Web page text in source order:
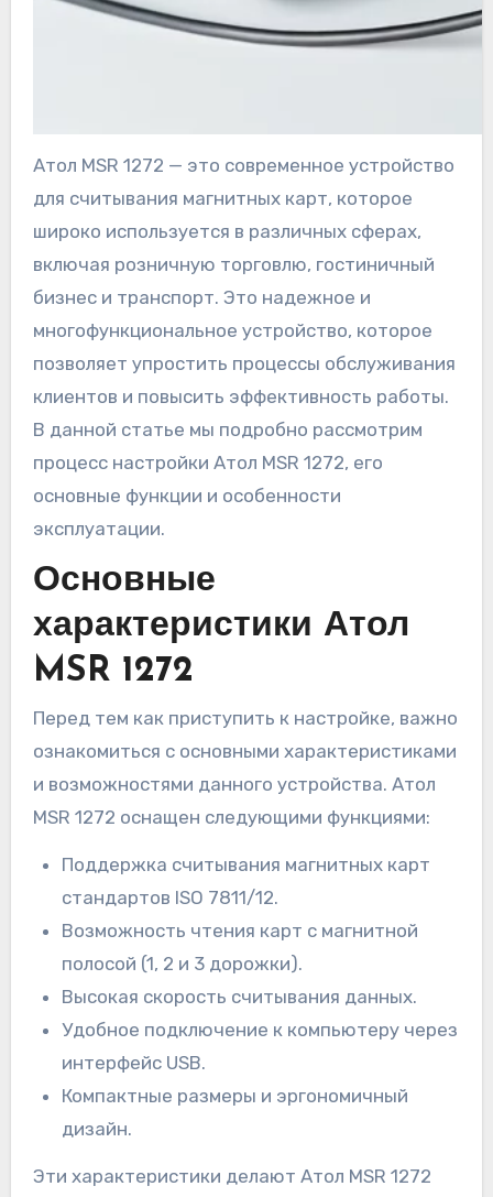
Атол MSR 1272 — это современное устройство
для считывания магнитных карт, которое
широко используется в различных сферах,
включая розничную торговлю, гостиничный
бизнес и транспорт. Это надежное и
многофункциональное устройство, которое
позволяет упростить процессы обслуживания
клиентов и повысить эффективность работы.
В данной статье мы подробно рассмотрим
процесс настройки Атол MSR 1272, его
основные функции и особенности
эксплуатации.
Основные
характеристики Атол
MSR 1272
Перед тем как приступить к настройке, важно
ознакомиться с основными характеристиками
и возможностями данного устройства. Атол
MSR 1272 оснащен следующими функциями:
Поддержка считывания магнитных карт
стандартов ISO 7811/12.
Возможность чтения карт с магнитной
полосой (1, 2 и 3 дорожки).
Высокая скорость считывания данных.
Удобное подключение к компьютеру через
интерфейс USB.
Компактные размеры и эргономичный
дизайн.
Эти характеристики делают Атол MSR 1272